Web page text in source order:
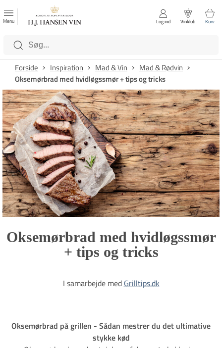
Luk
Kategorier
Menu Log ind Vinklub Kurv
Forside Inspiration Mad & Vin
Mad & Rødvin
Oksemørbrad med hvidløgssmør + tips og tricks
Oksemørbrad med hvidløgssmør
+ tips og tricks
I samarbejde med Grilltips.dk
Oksemørbrad på grillen - Sådan mestrer du det ultimative
stykke kød